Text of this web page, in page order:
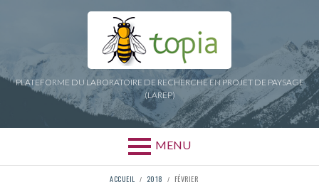
PLATEFORME DU LABORATOIRE DE RECHERCHE EN PROJET DE PAYSAGE
(LAREP)
MENU
ACCUEIL 2018 FÉVRIER